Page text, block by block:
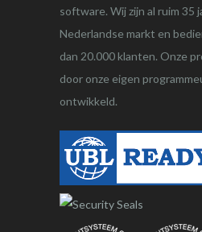
software. Wij zijn al ruim 35
Nederlandse markt en
dan 20.000 klanten. Onze
door onze eigen
ontwikkeld.